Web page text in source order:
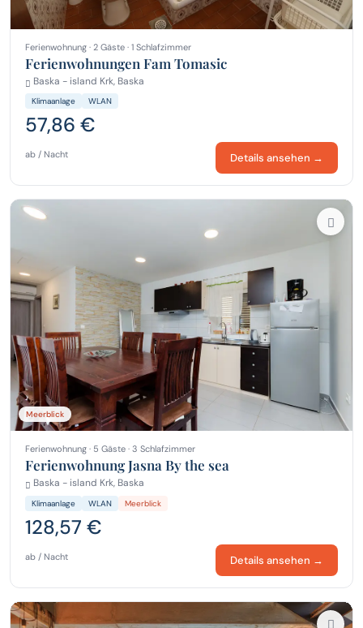
Ferienwohnung · 2 Gäste · 1 Schlafzimmer
Ferienwohnungen Fam Tomasic
Baska - island Krk, Baska
Klimaanlage WLAN
57,86 €
ab / Nacht Details ansehen →
Meerblick
Ferienwohnung · 5 Gäste · 3 Schlafzimmer
Ferienwohnung Jasna By the sea
Baska - island Krk, Baska
Klimaanlage WLAN Meerblick
128,57 €
ab / Nacht Details ansehen →